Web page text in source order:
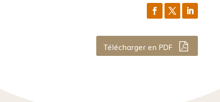
Télécharger en PDF